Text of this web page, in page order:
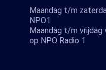
Maandag t/m
NPO1
Maandag t/m
op NPO Radio 1